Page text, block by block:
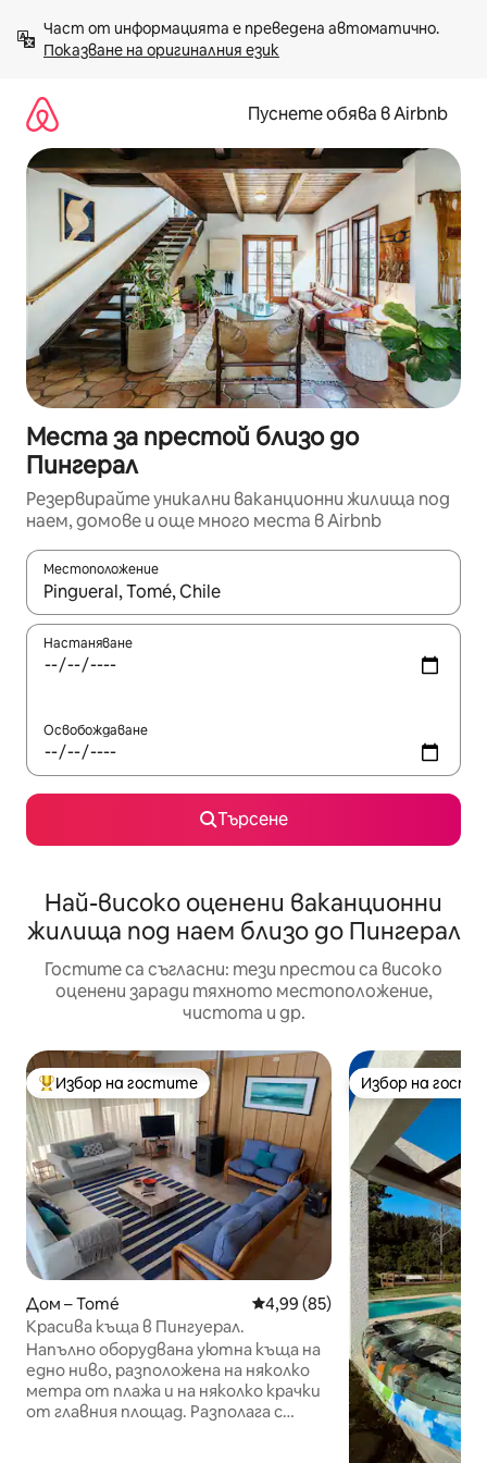
към
съдържанието
Показване на оригиналния език
Пуснете обява в Airbnb
Места за престой близо до
Пингерал
Резервирайте уникални ваканционни жилища под
наем, домове и още много места в Airbnb
Местоположение
Когато резултатите се покажат, използвайте
Настаняване
Освобождаване
Търсене
Най-високо оценени ваканционни
жилища под наем близо до Пингерал
Гостите са съгласни: тези престои са високо
оценени заради тяхното местоположение,
чистота и др.
Най-популярен избор на гостите
Избор на гостите
Дом – Tomé Средна оценка: 4,99 от 5,
4,99 (85)
Красива къща в Пингуерал.
Напълно оборудвана уютна къща на
едно ниво, разположена на няколко
метра от плажа и на няколко крачки
от главния площад. Разполага с
Избор на
Избор на